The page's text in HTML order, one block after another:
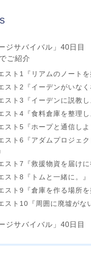
ージサバイバル」40日
ご紹介
スト1『リアムのノートを
スト2『イーデンがいなく
スト3『イーデンに説教し
スト4『食料倉庫を整理し
スト5『ホープと通信しよ
スト6『アダムプロジェ
スト7『救援物資を届けに
スト8『トムと一緒に。』
スト9『倉庫を作る場所を
スト10『周囲に廃墟がな
ージサバイバル」40日